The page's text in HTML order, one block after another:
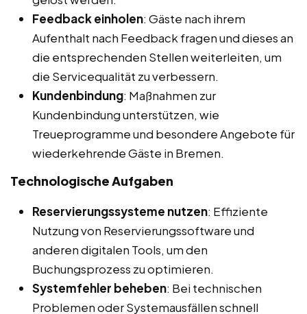
Feedback einholen: Gäste nach ihrem
Aufenthalt nach Feedback fragen und dieses an
die entsprechenden Stellen weiterleiten, um
die Servicequalität zu verbessern.
Kundenbindung: Maßnahmen zur
Kundenbindung unterstützen, wie
Treueprogramme und besondere Angebote für
wiederkehrende Gäste in Bremen.
Technologische Aufgaben
Reservierungssysteme nutzen: Effiziente
Nutzung von Reservierungssoftware und
anderen digitalen Tools, um den
Buchungsprozess zu optimieren.
Systemfehler beheben: Bei technischen
Problemen oder Systemausfällen schnell